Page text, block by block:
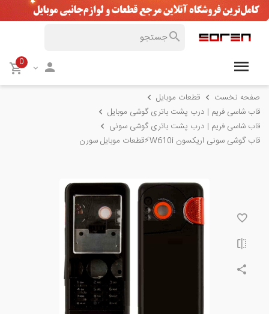
0
صفحه نخست
قطعات موبایل
قاب شاسی فریم | درب پشت باتری گوشی موبایل
قاب شاسی فریم | درب پشت باتری گوشی سونی
قاب گوشی سونی اریکسون W610i⚡️قطعات موبایل سورن